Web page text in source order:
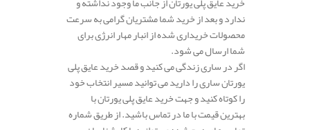
ندارد و بعد از خرید شما مشتریان گرامی به سرعت
محصولات خریداری شده از انبار مهار انرژی برای
شما ارسال می شود.
اگر در ساری زندگی می کنید و قصد خرید عایق پلی
یورتان ساری را دارید می توانید مسیر انتخاب خود
را کوتاه کنید و جهت خرید عایق پلی یورتان با
بهترین قیمت با ما در تماس باشید. از طریق شماره